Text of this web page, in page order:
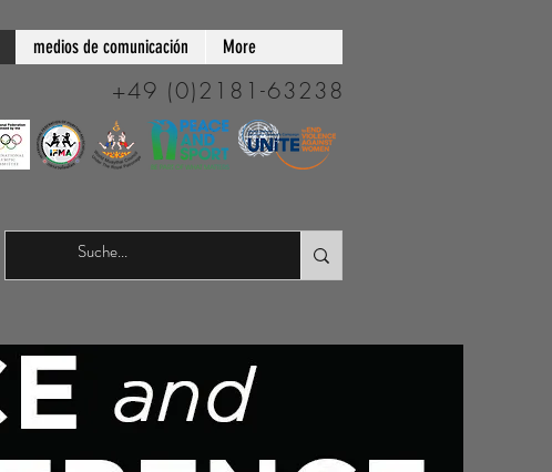
medios de comunicación More
+49 (0)2181-63238